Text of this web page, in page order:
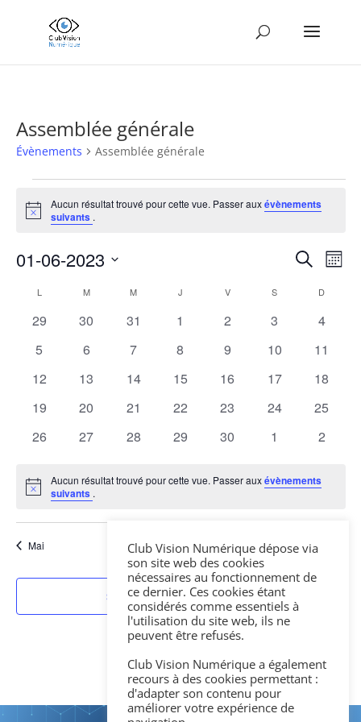
Assemblée générale
Évènements Assemblée générale
Évènements
Notice
Aucun résultat trouvé pour cette vue. Passer auxévènements
suivants .
vues
Recherche
de
Mois
01-06-2023
date.
Calendrier
de
L MMARDI M MERCREDI
J VVENDREDIS D
0
29
0
30
0
31
0
1
0
2
0
3
0
4
0
5
0
6
0
7
0
8
0
9
0
10
0
11
0
12
0
13
0
14
0
15
0
16
0
17
0
18
0
19
0
20
0
21
0
22
0
23
0
24
0
25
0
26
0
27
0
28
0
29
0
30
0
1
0
2
Notice
Aucun résultat trouvé pour cette vue. Passer auxévènements
suivants .
Mai Ce mois-ci
S’abonner au calendrier
Club Vision Numérique dépose via
son site web des cookies
nécessaires au fonctionnement de
ce dernier. Ces cookies étant
considérés comme essentiels à
l'utilisation du site web, ils ne
peuvent être refusés.
Club Vision Numérique a également
recours à des cookies permettant :
d'adapter son contenu pour
améliorer votre expérience de